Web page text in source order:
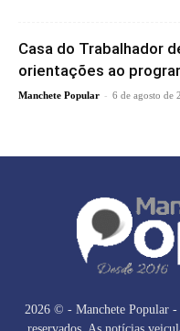
Casa do Trabalhador
orientações ao
Manchete Popular - 6 de agosto de
2026 © - Manchete Popular